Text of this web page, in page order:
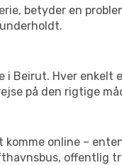
betyder en
Beirut. Hver
på den rigtige
online –
offentlig